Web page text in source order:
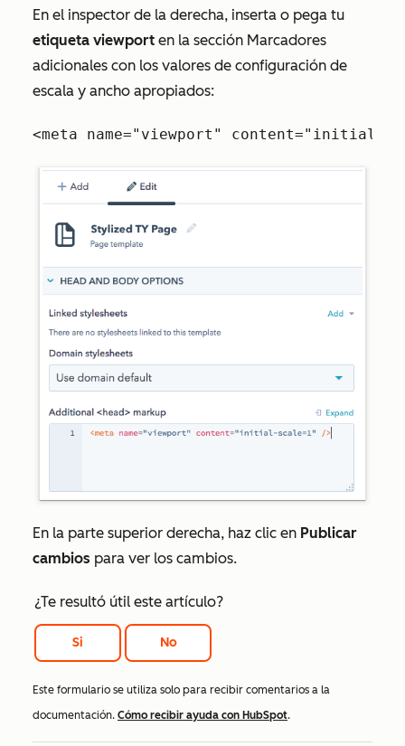
En el inspector de la derecha, inserta o pega tu
etiqueta viewport en la sección Marcadores
adicionales con los valores de configuración de
escala y ancho apropiados:
<meta name="viewport" content="initial-
En la parte superior derecha, haz clic en Publicar
cambios para ver los cambios.
¿Te resultó útil este artículo?
Si No
Este formulario se utiliza solo para recibir comentarios a la
documentación. Cómo recibir ayuda con HubSpot.